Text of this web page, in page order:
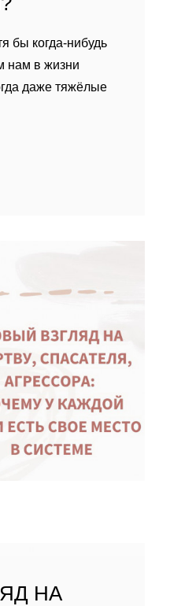
бы когда-нибудь
нам в жизни
даже тяжёлые
НА